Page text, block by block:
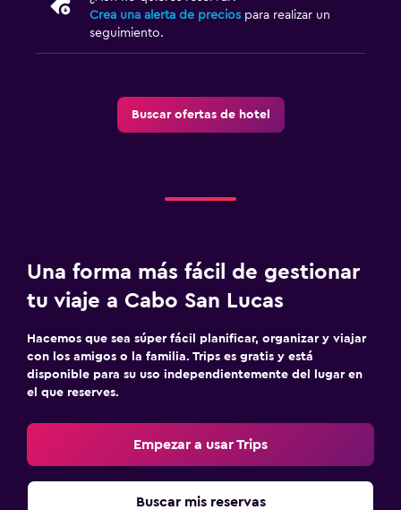
Aire libre
Terraza/patio
Zona de trabajo
Escritorio
Crea una alerta de precios para realizar un
seguimiento.
Buscar ofertas de hotel
Una forma más fácil de gestionar
tu viaje a Cabo San Lucas
Hacemos que sea súper fácil planificar, organizar y viajar
con los amigos o la familia. Trips es gratis y está
disponible para su uso independientemente del lugar en
el que reserves.
Empezar a usar Trips
Buscar mis reservas